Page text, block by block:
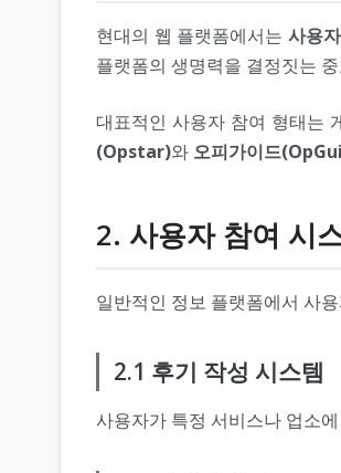
현대의 웹 플랫폼에서는 사용
플랫폼의 생명력을 결정짓는
대표적인 사용자 참여 형태는
(Opstar)와 오피가이드
2. 사용자 참여 시
일반적인 정보 플랫폼에서 사
2.1 후기 작성 시스템
사용자가 특정 서비스나 업소